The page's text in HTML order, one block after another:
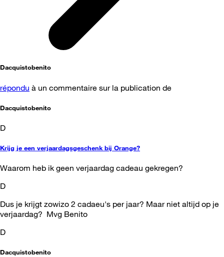
Dacquistobenito
répondu à un commentaire sur la publication de
Dacquistobenito
D
Krijg je een verjaardagsgeschenk bij Orange?
Waarom heb ik geen verjaardag cadeau gekregen?
D
Dus je krijgt zowizo 2 cadaeu's per jaar? Maar niet altijd op je
verjaardag? Mvg Benito
D
Dacquistobenito